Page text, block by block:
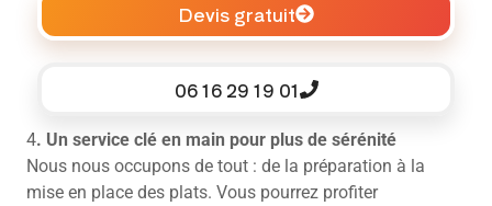
Devis gratuit
06 16 29 19 01
4. Un service clé en main pour plus de sérénité
Nous nous occupons de tout : de la préparation à la
mise en place des plats. Vous pourrez profiter